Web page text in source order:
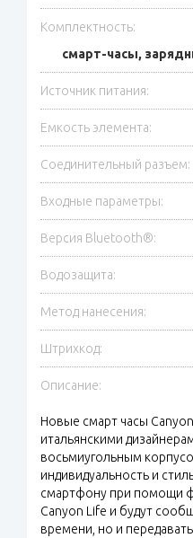
Комплектность:
смарт-часы,
Источник питания:
Емкость элемента:
Соединительный разъем:
Входные параметры:
Версия Bluetooth®:
Водозащита:
Метод нанесения:
Штрихкод:
Описание:
Новые смарт часы
итальянскими
восьмиугольным
индивидуальность и
смартфону при помощи
Canyon Life и будут
времени, но и